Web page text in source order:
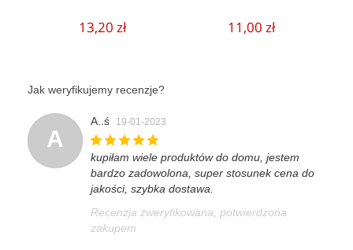
13,20 zł 11,00 zł
Jak weryfikujemy recenzje?
A
A..ś 19-01-2023
kupiłam wiele produktów do domu, jestem
bardzo zadowolona, super stosunek cena do
jakości, szybka dostawa.
Recenzja zweryfikowana, potwierdzona
zakupem